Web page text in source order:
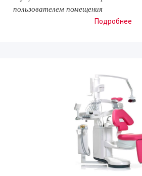
пользователем помещения
Подробнее